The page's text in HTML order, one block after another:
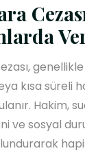
kısa süreli
Hakim,
ve sosyal